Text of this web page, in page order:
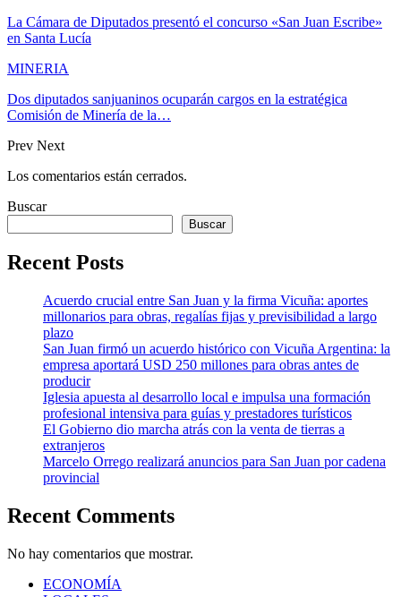
La Cámara de Diputados presentó el concurso «San Juan Escribe»
en Santa Lucía
MINERIA
Dos diputados sanjuaninos ocuparán cargos en la estratégica
Comisión de Minería de la…
Prev Next
Los comentarios están cerrados.
Buscar
Buscar
Recent Posts
Acuerdo crucial entre San Juan y la firma Vicuña: aportes
millonarios para obras, regalías fijas y previsibilidad a largo
plazo
San Juan firmó un acuerdo histórico con Vicuña Argentina: la
empresa aportará USD 250 millones para obras antes de
producir
Iglesia apuesta al desarrollo local e impulsa una formación
profesional intensiva para guías y prestadores turísticos
El Gobierno dio marcha atrás con la venta de tierras a
extranjeros
Marcelo Orrego realizará anuncios para San Juan por cadena
provincial
Recent Comments
No hay comentarios que mostrar.
ECONOMÍA